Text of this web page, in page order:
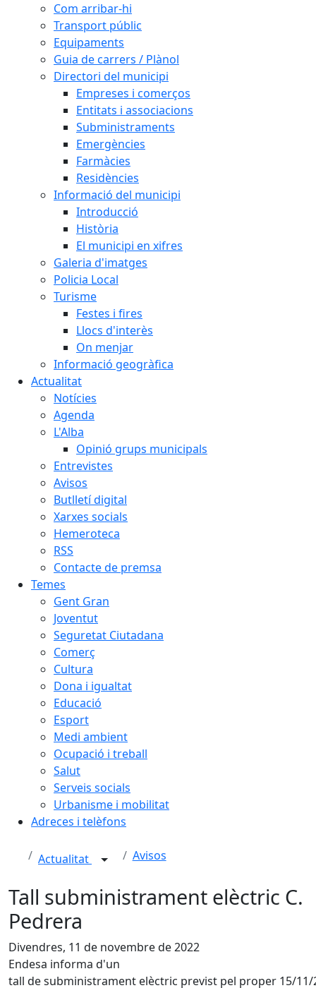
Com arribar-hi
Transport públic
Equipaments
Guia de carrers / Plànol
Directori del municipi
Empreses i comerços
Entitats i associacions
Subministraments
Emergències
Farmàcies
Residències
Informació del municipi
Introducció
Història
El municipi en xifres
Galeria d'imatges
Policia Local
Turisme
Festes i fires
Llocs d'interès
On menjar
Informació geogràfica
Actualitat
Notícies
Agenda
L'Alba
Opinió grups municipals
Entrevistes
Avisos
Butlletí digital
Xarxes socials
Hemeroteca
RSS
Contacte de premsa
Temes
Gent Gran
Joventut
Seguretat Ciutadana
Comerç
Cultura
Dona i igualtat
Educació
Esport
Medi ambient
Ocupació i treball
Salut
Serveis socials
Urbanisme i mobilitat
Adreces i telèfons
Actualitat Avisos
Tall subministrament elèctric C.
Pedrera
Divendres, 11 de novembre de 2022
Endesa informa d'un
tall de subministrament elèctric previst pel proper 15/11/